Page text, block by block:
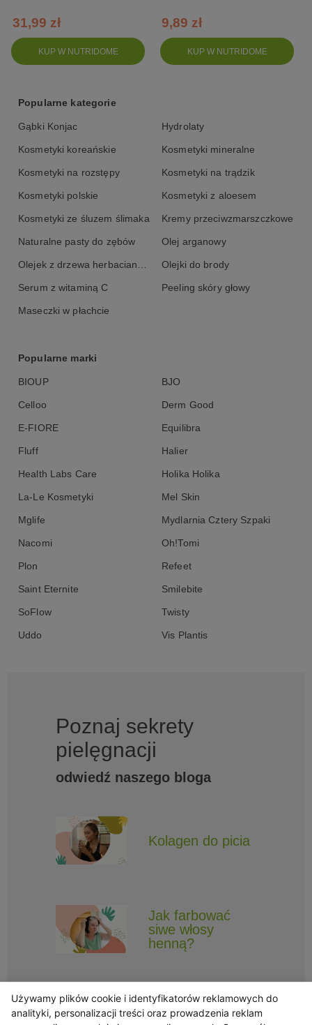
KUP W NUTRIDOME
31,99 zł
KUP W NUTRIDOME
9,89 zł
Popularne kategorie
Gąbki Konjac Hydrolaty
Kosmetyki koreańskie Kosmetyki mineralne
Kosmetyki na rozstępy Kosmetyki na trądzik
Kosmetyki polskie Kosmetyki z aloesem
Kosmetyki ze śluzem ślimaka Kremy przeciwzmarszczkowe
Naturalne pasty do zębów Olej arganowy
Olejek z drzewa herbacianego Olejki do brody
Serum z witaminą C Peeling skóry głowy
Maseczki w płachcie
Popularne marki
BIOUP BJO
Celloo Derm Good
E-FIORE Equilibra
Fluff Halier
Health Labs Care Holika Holika
La-Le Kosmetyki Mel Skin
Mglife Mydlarnia Cztery Szpaki
Nacomi Oh!Tomi
Plon Refeet
Saint Eternite Smilebite
SoFlow Twisty
Uddo Vis Plantis
Poznaj sekrety
pielęgnacji
odwiedź naszego bloga
Kolagen do picia
Jak farbować
siwe włosy
henną?
Używamy plików cookie i identyfikatorów reklamowych do
analityki, personalizacji treści oraz prowadzenia reklam